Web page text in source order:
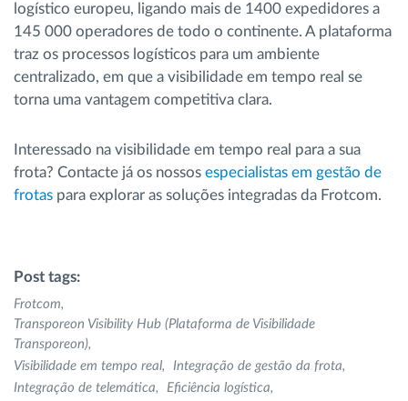
logístico europeu, ligando mais de 1400 expedidores a
145 000 operadores de todo o continente. A plataforma
traz os processos logísticos para um ambiente
centralizado, em que a visibilidade em tempo real se
torna uma vantagem competitiva clara.
Interessado na visibilidade em tempo real para a sua
frota? Contacte já os nossos especialistas em gestão de
frotas para explorar as soluções integradas da Frotcom.
Post tags:
Frotcom
Transporeon Visibility Hub (Plataforma de Visibilidade
Transporeon)
Visibilidade em tempo real
Integração de gestão da frota
Integração de telemática
Eficiência logística